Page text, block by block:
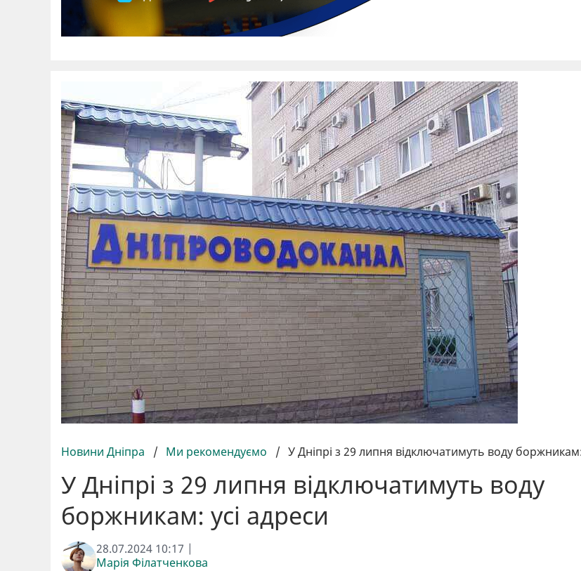
Новини Дніпра / Ми рекомендуємо / У Дніпрі з 29 липня відключатимуть воду
У Дніпрі з 29 липня відключатимуть воду
боржникам: усі адреси
28.07.2024 10:17 |
Марія Філатченкова